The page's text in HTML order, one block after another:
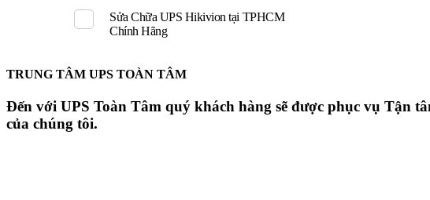
Sửa Chữa UPS Hikivion tại TPHCM
Chính Hãng
TRUNG TÂM UPS TOÀN TÂM
Đến với UPS Toàn Tâm quý khách hàng sẽ được phục vụ Tận
của chúng tôi.